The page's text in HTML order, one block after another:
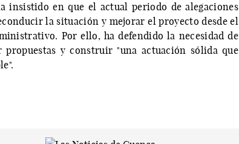
insistido en que el actual periodo de alegaciones
la situación y mejorar el proyecto desde el
Por ello, ha defendido la necesidad de
y construir "una actuación sólida que